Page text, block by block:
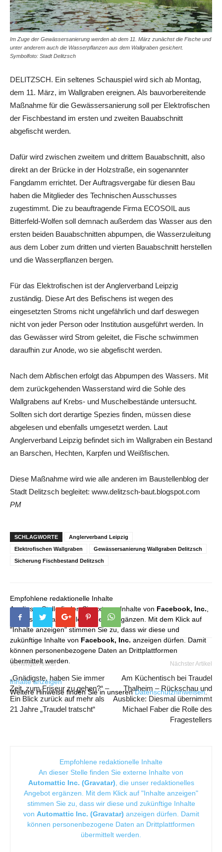
Im Zuge der Gewässersanierung werden ab dem 11. März zunächst die Fische und
unter anderem auch die Wasserpflanzen aus dem Wallgraben gesichert.
Symbolfoto: Stadt Delitzsch
DELITZSCH. Ein seltenes Schauspiel wird sich ab Montag,
dem 11. März, im Wallgraben ereignen. Als bauvorbereitende
Maßnahme für die Gewässersanierung soll per Elektrofischen
der Fischbestand im ersten und zweiten Bauabschnitt
abgefischt werden.
Dafür wird zwischen zweitem und drittem Bauabschnitt, also
direkt an der Brücke in der Holzstraße, ein sogenannter
Fangdamm errichtet. Der Auftragsvergabe für diesen Bau
haben die Mitglieder des Technischen Ausschusses
zugestimmt. Die zu beauftragende Firma ECOSOIL aus
Bitterfeld-Wolfen soll demnach außerdem das Wasser aus den
ersten beiden Bauabschnitten abpumpen, die Wasserzuleitung
aus dem Lober zum dritten und vierten Bauabschnitt herstellen
und die Wasserpflanzen bergen.
Für das Elektrofischen ist der Anglerverband Leipzig
zuständig. Diese Art des Befischens ist wegen des
eingesetzten Stroms nicht ungefährlich und darf deswegen
nicht von jeder Person oder Institution ausgeführt werden. In
das Gewässer wird Strom geleitet, die Fische schwimmen
daraufhin zur Anode, wo sie abgefischt werden.
Nach dem Abfischen erfolgt das Abpumpen des Wassers. Mit
dem zurückgehenden Wasserstand wird die Sohle des
Wallgrabens auf Krebs- und Muschelbestände untersucht.
Sollten sich dort derartige Spezies finden, müssen diese
abgelesen und ebenfalls umgesetzt werden. Laut
Anglerverband Leipzig befindet sich im Wallgraben ein Bestand
an Barschen, Hechten, Karpfen und Weißfischen.
Diese Maßnahme wird wie alle anderen im Baustellenblog der
Stadt Delitzsch begleitet: www.delitzsch-baut.blogspot.com
PM
SCHLAGWORTE
Anglerverband Leipzig
Elektrofischen Wallgraben
Gewässersanierung Wallgraben Delitzsch
Sicherung Fischbestand Delitzsch
Empfohlene redaktionelle Inhalte
An dieser Stelle finden Sie externe Inhalte von Facebook, Inc.,
die unser redaktionelles Angebot ergänzen. Mit dem Klick auf
"Inhalte anzeigen" stimmen Sie zu, dass wir diese und
zukünftige Inhalte von Facebook, Inc. anzeigen dürfen. Damit
können personenbezogene Daten an Drittplattformen
übermittelt werden.
Inhalte anzeigen
Weitere Hinweise finden Sie in unserenDatenschutzhinweisen.
Vorheriger Artikel
„Gnädigste, haben Sie immer
Zeit, zum Friseur zu gehen?“ –
Ein Blick zurück auf mehr als
21 Jahre „Traudel tratscht“
Nächster Artikel
Am Küchentisch bei Traudel
Thalheim – Rückschau und
Ausblicke: Diesmal übernimmt
Michael Faber die Rolle des
Fragestellers
Empfohlene redaktionelle Inhalte
An dieser Stelle finden Sie externe Inhalte von
Automattic Inc. (Gravatar), die unser redaktionelles
Angebot ergänzen. Mit dem Klick auf "Inhalte anzeigen"
stimmen Sie zu, dass wir diese und zukünftige Inhalte
von Automattic Inc. (Gravatar) anzeigen dürfen. Damit
können personenbezogene Daten an Drittplattformen
übermittelt werden.